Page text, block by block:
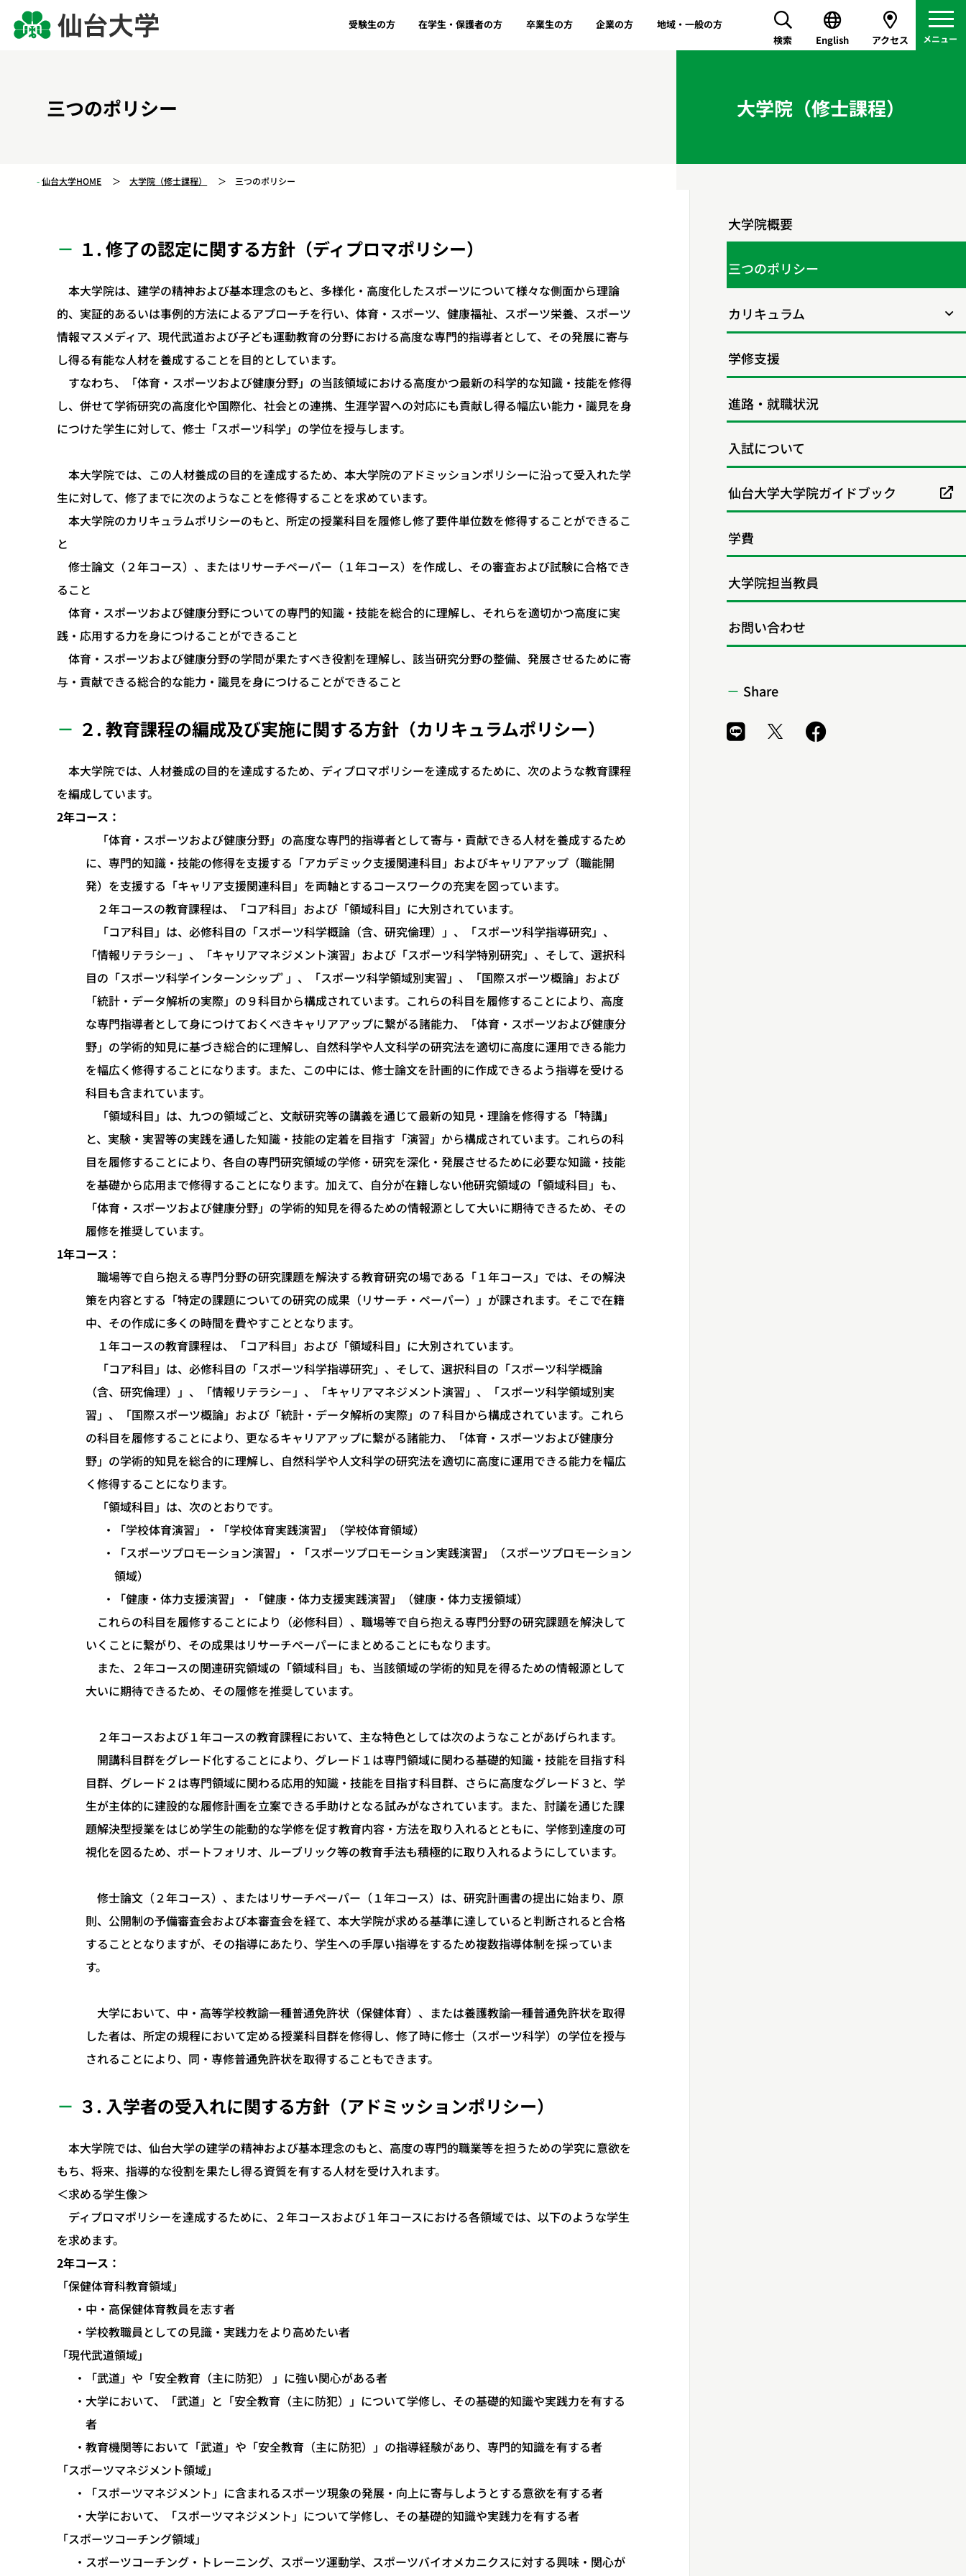
受験生の方 在学生・保護者の方 卒業生の方 企業の方
地域・一般の方
検索
English アクセス
三つのポリシー
仙台大学HOME 大学院（修士課程） 三つのポリシー
１. 修了の認定に関する方針（ディプロマポリシー）
本大学院は、建学の精神および基本理念のもと、多様化・高度化したスポーツについて様々な側面から理論
的、実証的あるいは事例的方法によるアプローチを行い、体育・スポーツ、健康福祉、スポーツ栄養、スポーツ
情報マスメディア、現代武道および子ども運動教育の分野における高度な専門的指導者として、その発展に寄与
し得る有能な人材を養成することを目的としています。
すなわち、「体育・スポーツおよび健康分野」の当該領域における高度かつ最新の科学的な知識・技能を修得
し、併せて学術研究の高度化や国際化、社会との連携、生涯学習への対応にも貢献し得る幅広い能力・識見を身
につけた学生に対して、修士「スポーツ科学」の学位を授与します。
本大学院では、この人材養成の目的を達成するため、本大学院のアドミッションポリシーに沿って受入れた学
生に対して、修了までに次のようなことを修得することを求めています。
本大学院のカリキュラムポリシーのもと、所定の授業科目を履修し修了要件単位数を修得することができるこ
と
修士論文（２年コース）、またはリサーチペーパー（１年コース）を作成し、その審査および試験に合格でき
ること
体育・スポーツおよび健康分野についての専門的知識・技能を総合的に理解し、それらを適切かつ高度に実
践・応用する力を身につけることができること
体育・スポーツおよび健康分野の学問が果たすべき役割を理解し、該当研究分野の整備、発展させるために寄
与・貢献できる総合的な能力・識見を身につけることができること
２. 教育課程の編成及び実施に関する方針（カリキュラムポリシー）
本大学院では、人材養成の目的を達成するため、ディプロマポリシーを達成するために、次のような教育課程
を編成しています。
2年コース：
「体育・スポーツおよび健康分野」の高度な専門的指導者として寄与・貢献できる人材を養成するため
に、専門的知識・技能の修得を支援する「アカデミック支援関連科目」およびキャリアアップ（職能開
発）を支援する「キャリア支援関連科目」を両軸とするコースワークの充実を図っています。
２年コースの教育課程は、「コア科目」および「領域科目」に大別されています。
「コア科目」は、必修科目の「スポーツ科学概論（含、研究倫理）」、「スポーツ科学指導研究」、
「情報リテラシ－」、「キャリアマネジメント演習」および「スポーツ科学特別研究」、そして、選択科
目の「スポーツ科学インターンシップﾟ」、「スポーツ科学領域別実習」、「国際スポーツ概論」および
「統計・データ解析の実際」の９科目から構成されています。これらの科目を履修することにより、高度
な専門指導者として身につけておくべきキャリアアップに繋がる諸能力、「体育・スポーツおよび健康分
野」の学術的知見に基づき総合的に理解し、自然科学や人文科学の研究法を適切に高度に運用できる能力
を幅広く修得することになります。また、この中には、修士論文を計画的に作成できるよう指導を受ける
科目も含まれています。
「領域科目」は、九つの領域ごと、文献研究等の講義を通じて最新の知見・理論を修得する「特講」
と、実験・実習等の実践を通した知識・技能の定着を目指す「演習」から構成されています。これらの科
目を履修することにより、各自の専門研究領域の学修・研究を深化・発展させるために必要な知識・技能
を基礎から応用まで修得することになります。加えて、自分が在籍しない他研究領域の「領域科目」も、
「体育・スポーツおよび健康分野」の学術的知見を得るための情報源として大いに期待できるため、その
履修を推奨しています。
1年コース：
職場等で自ら抱える専門分野の研究課題を解決する教育研究の場である「１年コース」では、その解決
策を内容とする「特定の課題についての研究の成果（リサーチ・ペーパー）」が課されます。そこで在籍
中、その作成に多くの時間を費やすこととなります。
１年コースの教育課程は、「コア科目」および「領域科目」に大別されています。
「コア科目」は、必修科目の「スポーツ科学指導研究」、そして、選択科目の「スポーツ科学概論
（含、研究倫理）」、「情報リテラシ－」、「キャリアマネジメント演習」、「スポーツ科学領域別実
習」、「国際スポーツ概論」および「統計・データ解析の実際」の７科目から構成されています。これら
の科目を履修することにより、更なるキャリアアップに繋がる諸能力、「体育・スポーツおよび健康分
野」の学術的知見を総合的に理解し、自然科学や人文科学の研究法を適切に高度に運用できる能力を幅広
く修得することになります。
「領域科目」は、次のとおりです。
「学校体育演習」・「学校体育実践演習」（学校体育領域）
「スポーツプロモーション演習」・「スポーツプロモーション実践演習」（スポーツプロモーション
領域）
「健康・体力支援演習」・「健康・体力支援実践演習」（健康・体力支援領域）
これらの科目を履修することにより（必修科目）、職場等で自ら抱える専門分野の研究課題を解決して
いくことに繋がり、その成果はリサーチペーパーにまとめることにもなります。
また、２年コースの関連研究領域の「領域科目」も、当該領域の学術的知見を得るための情報源として
大いに期待できるため、その履修を推奨しています。
２年コースおよび１年コースの教育課程において、主な特色としては次のようなことがあげられます。
開講科目群をグレード化することにより、グレード１は専門領域に関わる基礎的知識・技能を目指す科
目群、グレード２は専門領域に関わる応用的知識・技能を目指す科目群、さらに高度なグレード３と、学
生が主体的に建設的な履修計画を立案できる手助けとなる試みがなされています。また、討議を通じた課
題解決型授業をはじめ学生の能動的な学修を促す教育内容・方法を取り入れるとともに、学修到達度の可
視化を図るため、ポートフォリオ、ルーブリック等の教育手法も積極的に取り入れるようにしています。
修士論文（２年コース）、またはリサーチペーパー（１年コース）は、研究計画書の提出に始まり、原
則、公開制の予備審査会および本審査会を経て、本大学院が求める基準に達していると判断されると合格
することとなりますが、その指導にあたり、学生への手厚い指導をするため複数指導体制を採っていま
す。
大学において、中・高等学校教諭一種普通免許状（保健体育）、または養護教諭一種普通免許状を取得
した者は、所定の規程において定める授業科目群を修得し、修了時に修士（スポーツ科学）の学位を授与
されることにより、同・専修普通免許状を取得することもできます。
３. 入学者の受入れに関する方針（アドミッションポリシー）
本大学院では、仙台大学の建学の精神および基本理念のもと、高度の専門的職業等を担うための学究に意欲を
もち、将来、指導的な役割を果たし得る資質を有する人材を受け入れます。
＜求める学生像＞
ディプロマポリシーを達成するために、２年コースおよび１年コースにおける各領域では、以下のような学生
を求めます。
2年コース：
「保健体育科教育領域」
中・高保健体育教員を志す者
学校教職員としての見識・実践力をより高めたい者
「現代武道領域」
「武道」や「安全教育（主に防犯） 」に強い関心がある者
大学において、「武道」と「安全教育（主に防犯）」について学修し、その基礎的知識や実践力を有する
者
教育機関等において「武道」や「安全教育（主に防犯）」の指導経験があり、専門的知識を有する者
「スポーツマネジメント領域」
「スポーツマネジメント」に含まれるスポーツ現象の発展・向上に寄与しようとする意欲を有する者
大学において、「スポーツマネジメント」について学修し、その基礎的知識や実践力を有する者
「スポーツコーチング領域」
スポーツコーチング・トレーニング、スポーツ運動学、スポーツバイオメカニクスに対する興味・関心が
大学院（修士課程）
大学院概要
三つのポリシー
カリキュラム
学修支援
進路・就職状況
入試について
仙台大学大学院ガイドブック
学費
大学院担当教員
お問い合わせ
Share